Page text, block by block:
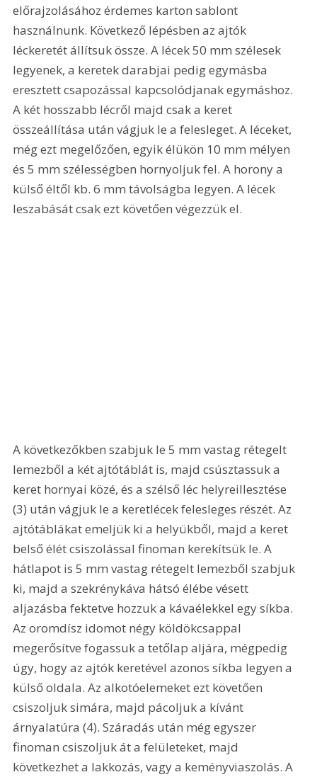
előrajzolásához érdemes karton sablont
használnunk. Következő lépésben az ajtók
léckeretét állítsuk össze. A lécek 50 mm szélesek
legyenek, a keretek darabjai pedig egymásba
eresztett csapozással kapcsolódjanak egymáshoz.
A két hosszabb lécről majd csak a keret
összeállítása után vágjuk le a felesleget. A léceket,
még ezt megelőzően, egyik élükön 10 mm mélyen
és 5 mm szélességben hornyoljuk fel. A horony a
külső éltől kb. 6 mm távolságba legyen. A lécek
leszabását csak ezt követően végezzük el.
A következőkben szabjuk le 5 mm vastag rétegelt
lemezből a két ajtótáblát is, majd csúsztassuk a
keret hornyai közé, és a szélső léc helyreillesztése
(3) után vágjuk le a keretlécek felesleges részét. Az
ajtótáblákat emeljük ki a helyükből, majd a keret
belső élét csiszolással finoman kerekítsük le. A
hátlapot is 5 mm vastag rétegelt lemezből szabjuk
ki, majd a szekrénykáva hátsó élébe vésett
aljazásba fektetve hozzuk a kávaélekkel egy síkba.
Az oromdísz idomot négy köldökcsappal
megerősítve fogassuk a tetőlap aljára, mégpedig
úgy, hogy az ajtók keretével azonos síkba legyen a
külső oldala. Az alkotóelemeket ezt követően
csiszoljuk simára, majd pácoljuk a kívánt
árnyalatúra (4). Száradás után még egyszer
finoman csiszoljuk át a felületeket, majd
következhet a lakkozás, vagy a keményviaszolás. A